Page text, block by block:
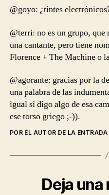
@goyo: ¿tintes
@terri: no es un grupo, que
una cantante, pero tiene
Florence + The Machine o
@agorante: gracias por la
una palabra de las
igual sí digo algo de esa
ese torso griego ;-)).
POR EL AUTOR DE LA ENTRADA
Deja una